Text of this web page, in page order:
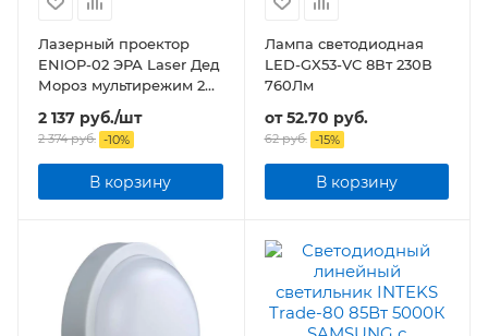
Лазерный проектор
ENIOP-02 ЭРА Laser Дед
Мороз мультирежим 2
цвета, 220V, IP44
2 137 руб./шт
2 374руб. -10%
В корзину
Лампа светодиодная
LED-GX53-VC 8Вт 230В
760Лм
от52.70 руб.
62 руб. -15%
В корзину